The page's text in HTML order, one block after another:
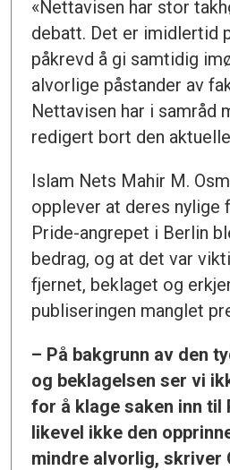
«Nettavisen har stor
debatt. Det er imidlertid
påkrevd å gi samtidig
alvorlige påstander av
Nettavisen har i samråd
redigert bort den
Islam Nets Mahir M.
opplever at deres nylige
Pride-angrepet i Berlin
bedrag, og at det var
fjernet, beklaget og
publiseringen manglet
– På bakgrunn av den
og beklagelsen ser vi
for å klage saken inn til
likevel ikke den
mindre alvorlig, skriver